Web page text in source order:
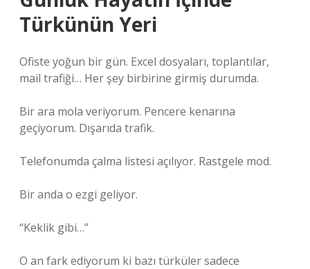
Türkünün Yeri
Ofiste yoğun bir gün. Excel dosyaları, toplantılar,
mail trafiği… Her şey birbirine girmiş durumda.
Bir ara mola veriyorum. Pencere kenarına
geçiyorum. Dışarıda trafik.
Telefonumda çalma listesi açılıyor. Rastgele mod.
Bir anda o ezgi geliyor.
“Keklik gibi…”
O an fark ediyorum ki bazı türküler sadece